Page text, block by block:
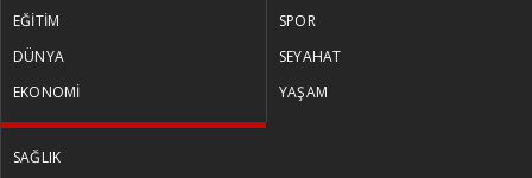
EĞİTİM
DÜNYA
EKONOMİ
SPOR
SEYAHAT
YAŞAM
SAĞLIK